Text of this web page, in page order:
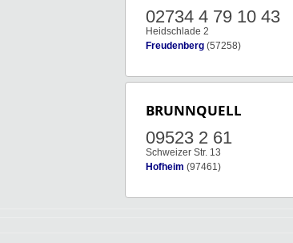
02734 4 79 10 43
Heidschlade 2
Freudenberg (57258)
BRUNNQUELL
09523 2 61
Schweizer Str. 13
Hofheim (97461)